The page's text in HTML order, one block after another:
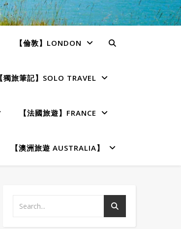
【倫敦】LONDON
【獨旅筆記】SOLO TRAVEL
【法國旅遊】FRANCE
【澳洲旅遊 AUSTRALIA】